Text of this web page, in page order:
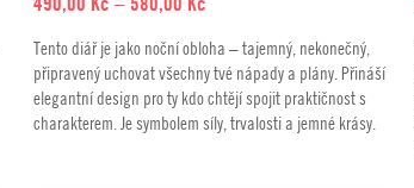
490,00 Kč
až
580,00 Kč
Tento diář je jako noční obloha – tajemný, nekonečný,
připravený uchovat všechny tvé nápady a plány. Přináší
elegantní design pro ty kdo chtějí spojit praktičnost s
charakterem. Je symbolem síly, trvalosti a jemné krásy.